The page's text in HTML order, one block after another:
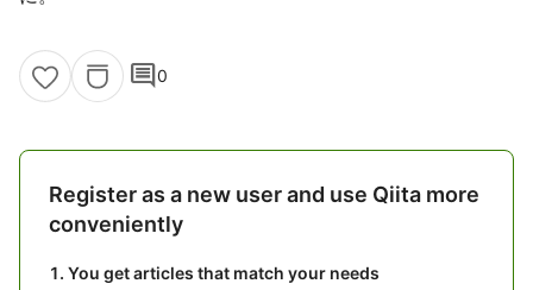
comment0
Register as a new user and use Qiita more
conveniently
You get articles that match your needs